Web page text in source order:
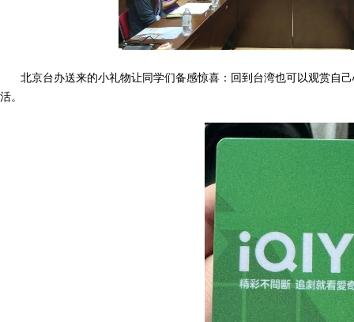
北京台办送来的小礼物让同学们备感惊喜：回到台湾也可以观赏自
活。